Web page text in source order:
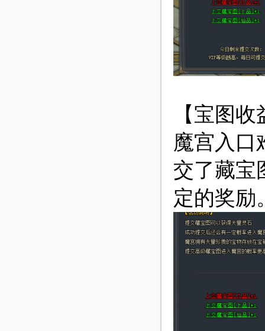
【宝图收
魔宫入口
交了藏宝
定的奖励